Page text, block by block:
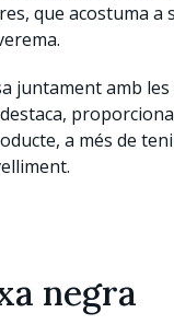
que acostuma a
juntament amb
a més de
negra